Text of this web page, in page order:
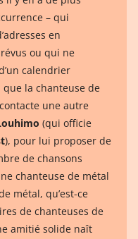
– qui
en
ou qui ne
calendrier
que la chanteuse de
une autre
(qui officie
), pour lui proposer de
de chansons
chanteuse de métal
métal, qu’est-ce
de chanteuses de
amitié solide naît